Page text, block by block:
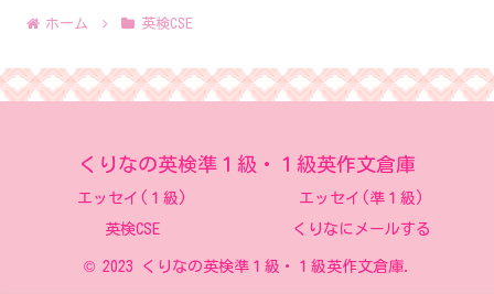
ホーム 英検CSE
くりなの英検準１級・１級英作文倉庫
エッセイ(１級)
エッセイ(準１級)
英検CSE
くりなにメールする
© 2023 くりなの英検準１級・１級英作文倉庫.